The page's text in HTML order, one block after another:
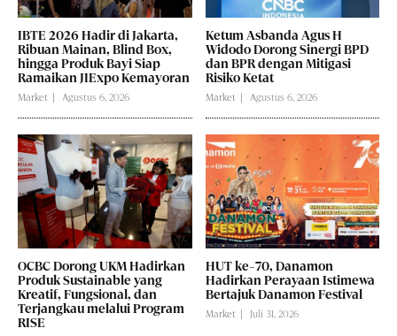
IBTE 2026 Hadir di Jakarta,
Ribuan Mainan, Blind Box,
hingga Produk Bayi Siap
Ramaikan JIExpo Kemayoran
Market Agustus 6, 2026
Ketum Asbanda Agus H
Widodo Dorong Sinergi BPD
dan BPR dengan Mitigasi
Risiko Ketat
Market Agustus 6, 2026
OCBC Dorong UKM Hadirkan
Produk Sustainable yang
Kreatif, Fungsional, dan
Terjangkau melalui Program
RISE
HUT ke-70, Danamon
Hadirkan Perayaan Istimewa
Bertajuk Danamon Festival
Market Juli 31, 2026